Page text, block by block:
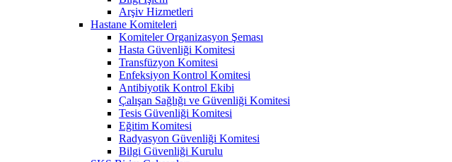
Arşiv Hizmetleri
Hastane Komiteleri
Komiteler Organizasyon Şeması
Hasta Güvenliği Komitesi
Transfüzyon Komitesi
Enfeksiyon Kontrol Komitesi
Antibiyotik Kontrol Ekibi
Çalışan Sağlığı ve Güvenliği Komitesi
Tesis Güvenliği Komitesi
Eğitim Komitesi
Radyasyon Güvenliği Komitesi
Bilgi Güvenliği Kurulu